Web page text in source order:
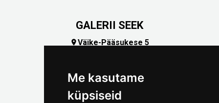
Me kasutame
küpsiseid
GALERII SEEK
Väike-Pääsukese 5